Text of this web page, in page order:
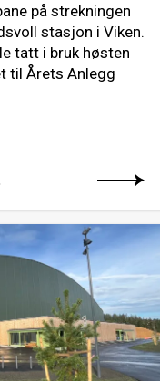
på strekningen
stasjon i Viken.
tatt i bruk høsten
til Årets Anlegg